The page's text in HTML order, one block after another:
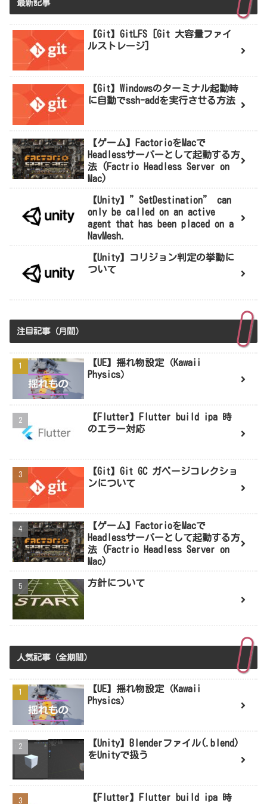
最新記事
【Git】GitLFS [Git 大容量ファイ
ルストレージ]
【Git】Windowsのターミナル起動時
に自動でssh-addを実行させる方法
【ゲーム】FactorioをMacで
Headlessサーバーとして起動する方
法 (Factrio Headless Server on
Mac)
【Unity】”SetDestination” can
only be called on an active
agent that has been placed on a
NavMesh.
【Unity】コリジョン判定の挙動に
ついて
注目記事（月間）
【UE】揺れ物設定（Kawaii
Physics）
【Flutter】Flutter build ipa 時
のエラー対応
【Git】Git GC ガベージコレクショ
ンについて
【ゲーム】FactorioをMacで
Headlessサーバーとして起動する方
法 (Factrio Headless Server on
Mac)
方針について
人気記事（全期間）
【UE】揺れ物設定（Kawaii
Physics）
【Unity】Blenderファイル(.blend)
をUnityで扱う
【Flutter】Flutter build ipa 時